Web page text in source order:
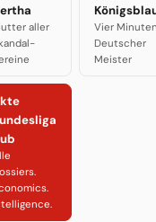
aller
Vier
Deutscher
Meister